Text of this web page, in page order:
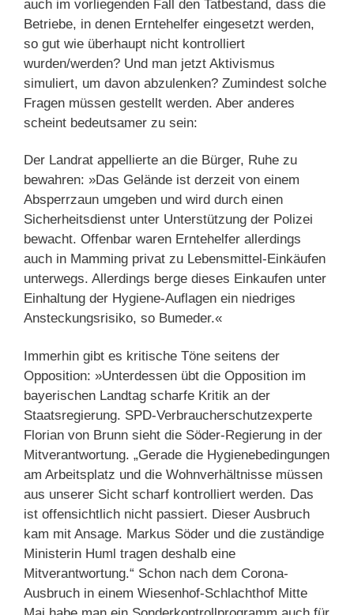
auch im vorliegenden Fall den Tatbestand, dass die
Betriebe, in denen Erntehelfer eingesetzt werden,
so gut wie überhaupt nicht kontrolliert
wurden/werden? Und man jetzt Aktivismus
simuliert, um davon abzulenken? Zumindest solche
Fragen müssen gestellt werden. Aber anderes
scheint bedeutsamer zu sein:
Der Landrat appellierte an die Bürger, Ruhe zu
bewahren: »Das Gelände ist derzeit von einem
Absperrzaun umgeben und wird durch einen
Sicherheitsdienst unter Unterstützung der Polizei
bewacht. Offenbar waren Erntehelfer allerdings
auch in Mamming privat zu Lebensmittel-Einkäufen
unterwegs. Allerdings berge dieses Einkaufen unter
Einhaltung der Hygiene-Auflagen ein niedriges
Ansteckungsrisiko, so Bumeder.«
Immerhin gibt es kritische Töne seitens der
Opposition: »Unterdessen übt die Opposition im
bayerischen Landtag scharfe Kritik an der
Staatsregierung. SPD-Verbraucherschutzexperte
Florian von Brunn sieht die Söder-Regierung in der
Mitverantwortung. „Gerade die Hygienebedingungen
am Arbeitsplatz und die Wohnverhältnisse müssen
aus unserer Sicht scharf kontrolliert werden. Das
ist offensichtlich nicht passiert. Dieser Ausbruch
kam mit Ansage. Markus Söder und die zuständige
Ministerin Huml tragen deshalb eine
Mitverantwortung.“ Schon nach dem Corona-
Ausbruch in einem Wiesenhof-Schlachthof Mitte